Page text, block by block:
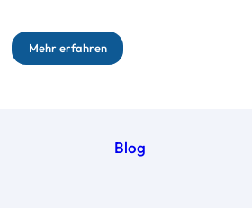
Mehr erfahren
Blog